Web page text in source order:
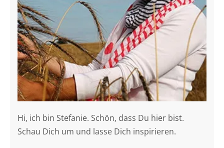
Hi, ich bin Stefanie. Schön, dass Du hier bist.
Schau Dich um und lasse Dich inspirieren.